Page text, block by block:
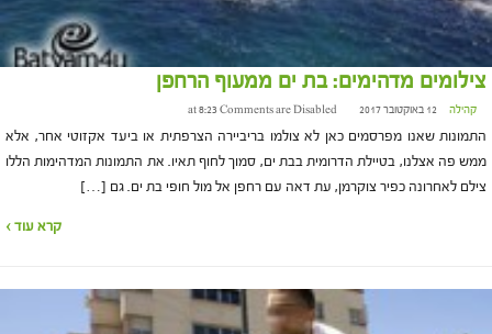
צילומים מדהימים: בת ים ממעוף הרחפן
קהילה 12 באוקטובר 2017 at 8:23 Comments are Disabled
התמונות שאנו מפרסמים כאן לא צולמו בריביירה הצרפתית או ביעד אקזוטי אחר, אלא
ממש פה אצלנו, בטיילת הדרומית בבת ים, סמוך לחוף תאיו. את התמונות המדהימות הללו
צילם לאחרונה כפיר צוקרמן, עת דאה עם רחפן אל מול חופי בת ים. גם […]
קרא עוד ›